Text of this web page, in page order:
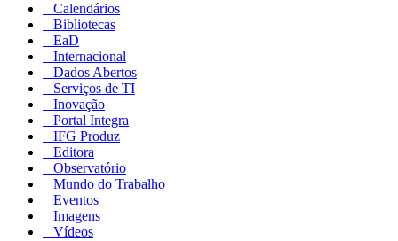
Calendários
Bibliotecas
EaD
Internacional
Dados Abertos
Serviços de TI
Inovação
Portal Integra
IFG Produz
Editora
Observatório
Mundo do Trabalho
Eventos
Imagens
Vídeos